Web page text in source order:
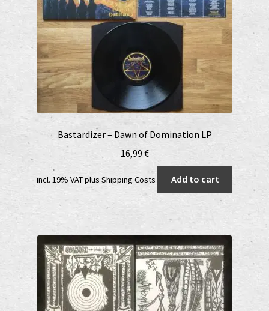
Bastardizer – Dawn of Domination LP
16,99 €
incl. 19% VATplus Shipping Costs Add to cart